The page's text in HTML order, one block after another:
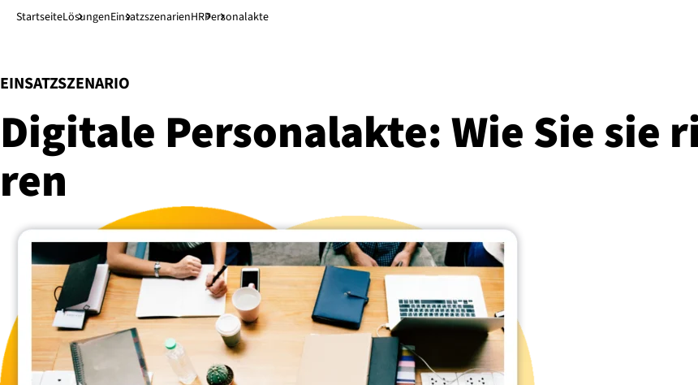
Direkt zum Hauptinhalt↓
StartseiteLösungenEin­satz­sze­na­ri­enHRPersonalakte
EINSATZSZENARIO
:
Digitale Per­so­nal­ak­te: Wie Sie
ren